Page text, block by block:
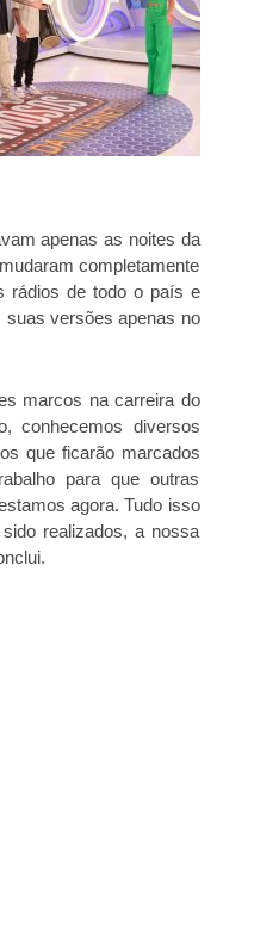
apenas as noites da
completamente
rádios de todo o país e
suas versões apenas no
marcos na carreira do
conhecemos diversos
que ficarão marcados
para que outras
agora. Tudo isso
realizados, a nossa